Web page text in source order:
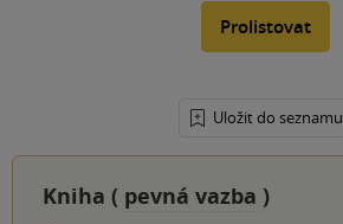
Prolistovat
Uložit do seznamu
Kniha ( pevná vazba )